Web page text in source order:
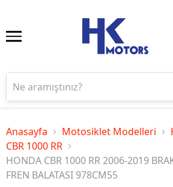
Anasayfa Motosiklet Modelleri
CBR 1000 RR
HONDA CBR 1000 RR 2006-2019
FREN BALATASI 978CM55